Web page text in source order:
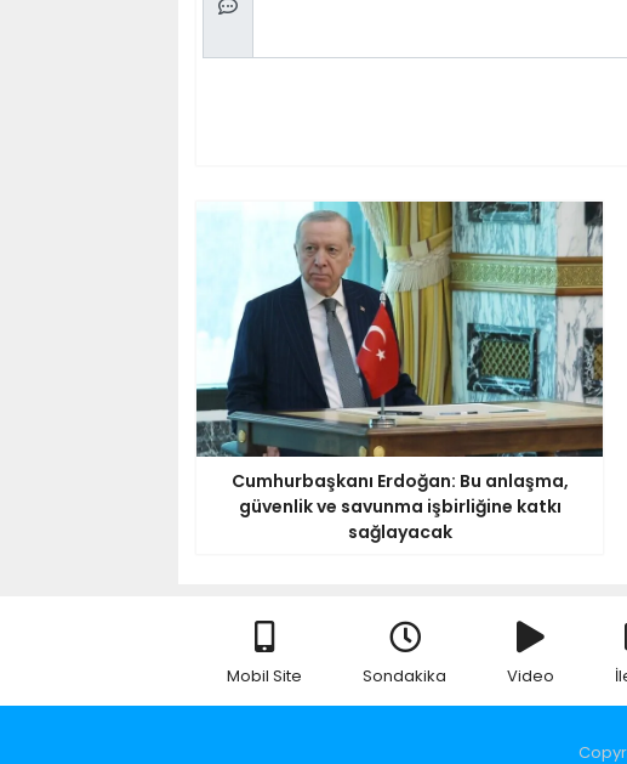
Cumhurbaşkanı Erdoğan: Bu anlaşma,
güvenlik ve savunma işbirliğine katkı
sağlayacak
Mobil Site Sondakika Video